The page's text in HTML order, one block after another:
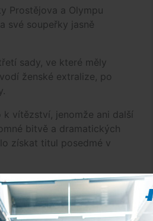
Prostějova a Olympu
své soupeřky jasně
sady, ve které měly
ženské extralize, po
vítězství, jenomže ani další
bitvě a dramatických
získat titul posedmé v
(17, -21, 25,